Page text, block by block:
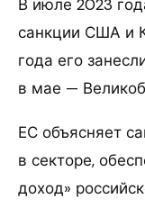
В июле 2023
санкции США и
года его
в мае —
ЕС объясняет
в секторе,
доход»